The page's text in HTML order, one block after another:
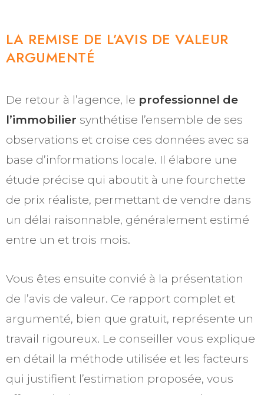
LA REMISE DE L’AVIS DE VALEUR
ARGUMENTÉ
De retour à l’agence, le professionnel de
l’immobilier synthétise l’ensemble de ses
observations et croise ces données avec sa
base d’informations locale. Il élabore une
étude précise qui aboutit à une fourchette
de prix réaliste, permettant de vendre dans
un délai raisonnable, généralement estimé
entre un et trois mois.
Vous êtes ensuite convié à la présentation
de l’avis de valeur. Ce rapport complet et
argumenté, bien que gratuit, représente un
travail rigoureux. Le conseiller vous explique
en détail la méthode utilisée et les facteurs
qui justifient l’estimation proposée, vous